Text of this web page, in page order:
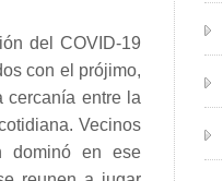
del COVID-19
con el prójimo,
cercanía entre la
Vecinos
dominó en ese